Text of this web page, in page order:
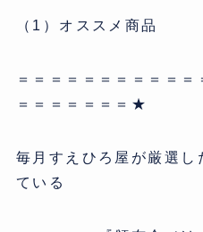
（1）オススメ商品
＝＝＝＝＝＝＝＝＝＝＝
＝＝＝＝＝＝＝★
毎月すえひろ屋が厳選し
ている